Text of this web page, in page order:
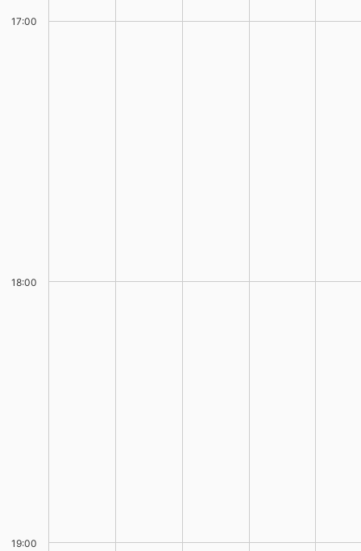
17:00
18:00
19:00